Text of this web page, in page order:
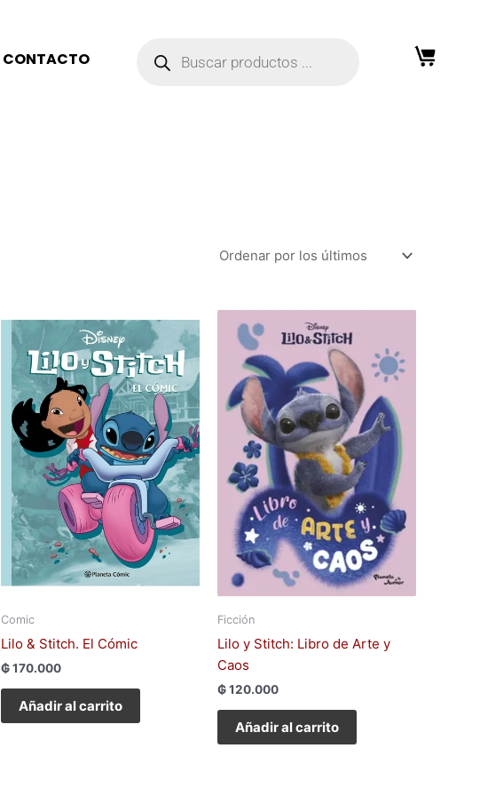
CONTACTO
productos
Comic
Lilo & Stitch. El Cómic
₲170.000
Añadir al carrito
Ficción
Lilo y Stitch: Libro de Arte y
Caos
₲120.000
Añadir al carrito